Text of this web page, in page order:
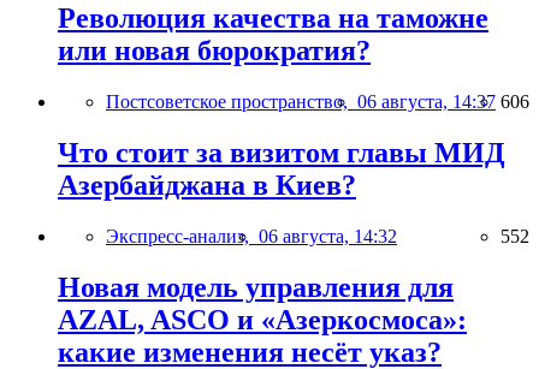
Революция качества на таможне
или новая бюрократия?
Постсоветское пространство, 06 августа, 14:37 606
Что стоит за визитом главы МИД
Азербайджана в Киев?
Экспресс-анализ, 06 августа, 14:32 552
Новая модель управления для
AZAL, ASCO и «Азеркосмоса»:
какие изменения несёт указ?